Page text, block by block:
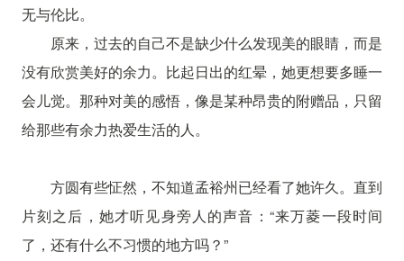
无与伦比。
原来，过去的自己不是缺少什么发现美的眼睛，而是
没有欣赏美好的余力。比起日出的红晕，她更想要多睡一
会儿觉。那种对美的感悟，像是某种昂贵的附赠品，只留
给那些有余力热爱生活的人。
方圆有些怔然，不知道孟裕州已经看了她许久。直到
片刻之后，她才听见身旁人的声音：“来万菱一段时间
了，还有什么不习惯的地方吗？”